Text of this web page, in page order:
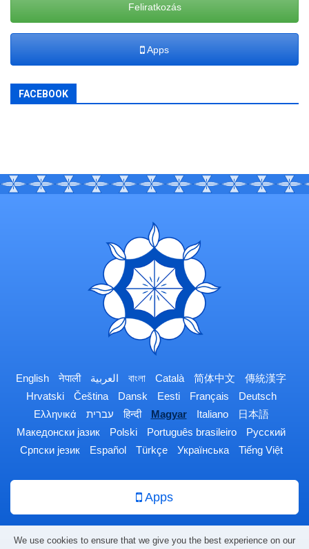
Feliratkozás
Apps
FACEBOOK
English नेपाली العربية বাংলা Català 简体中文
傳統漢字
Hrvatski
Čeština Dansk Eesti Français
Deutsch
Ελληνικά
עברית हिन्दी Magyar Italiano
日本語
Македонски јазик
Polski Português brasileiro
Русский
Српски језик
Español Türkçe Українська Tiếng Việt
Apps
We use cookies to ensure that we give you the best experience on our